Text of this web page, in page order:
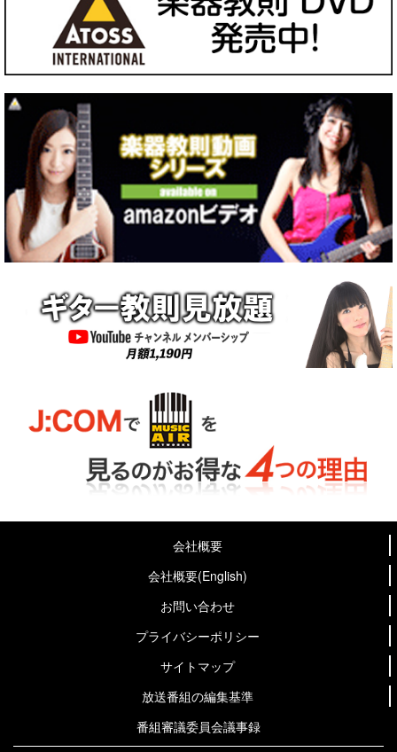
会社概要
会社概要(English)
お問い合わせ
プライバシーポリシー
サイトマップ
放送番組の編集基準
番組審議委員会議事録